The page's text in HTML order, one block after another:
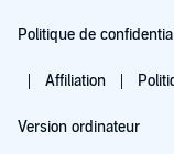
Politique de
Affiliation
Version ordinateur